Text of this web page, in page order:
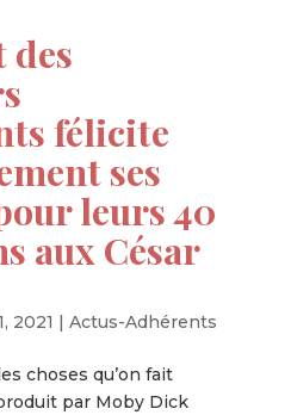
des
félicite
ses
leurs 40
aux César
2021 | Actus-Adhérents
choses qu’on fait
par Moby Dick